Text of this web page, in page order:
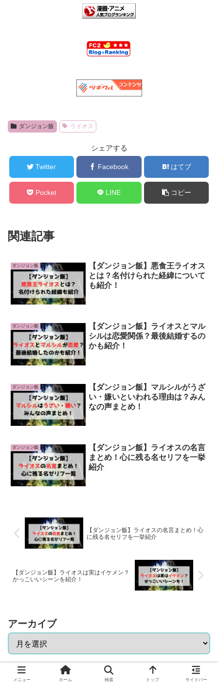
ダンジョン飯 ライオス
シェアする
Twitter Facebook はてブ
Pocket LINE コピー
関連記事
ダンジョン飯
【ダンジョン飯】悪食王ライオス
とは？名付けられた経緯について
も紹介！
ダンジョン飯
【ダンジョン飯】ライオスとマル
シルは恋愛関係？最後結婚するの
かも紹介！
ダンジョン飯
【ダンジョン飯】マルシルがうざ
い・嫌いといわれる理由は？みん
なの声まとめ！
ダンジョン飯
【ダンジョン飯】ライオスの名言
まとめ！心に残る名セリフを一挙
紹介
【ダンジョン飯】ライオスの名言まとめ！心
に残る名セリフを一挙紹介
【ダンジョン飯】ライオスは実はイケメン？
かっこいいシーンを紹介！
アーカイブ
カテゴリー
メニュー ホーム 検索 トップ サイドバー